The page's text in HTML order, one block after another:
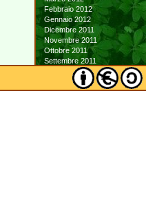
Febbraio 2012
Gennaio 2012
Dicembre 2011
Novembre 2011
Ottobre 2011
Settembre 2011
Agosto 2011
Luglio 2011
Giugno 2011